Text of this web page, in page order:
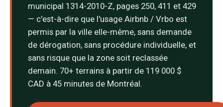
municipal 1314-2010-Z, pages 250, 411 et 429
— c'est-à-dire que l'usage Airbnb / Vrbo est
permis par la ville elle-même, sans demande
de dérogation, sans procédure individuelle, et
sans risque que la zone soit reclassée
demain. 70+ terrains à partir de 119 000 $
CAD à 45 minutes de Montréal.